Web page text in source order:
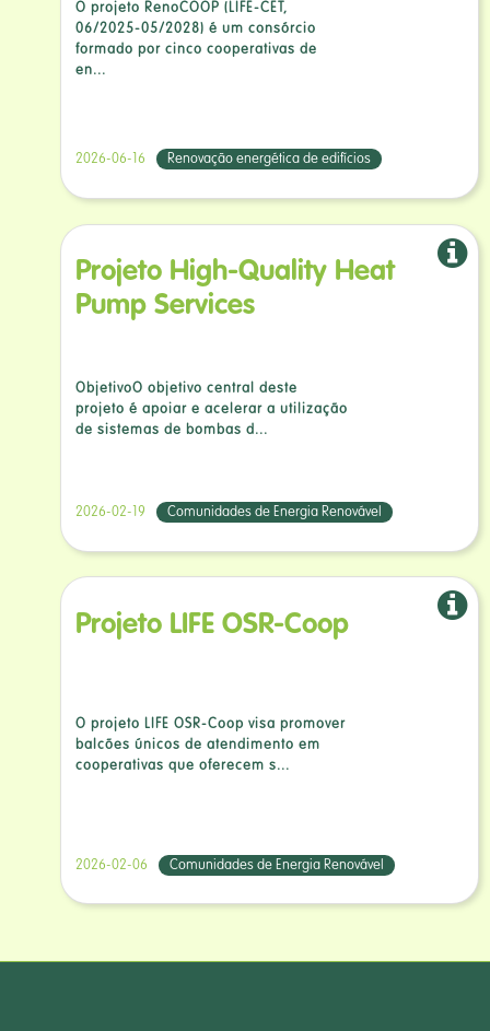
O projeto RenoCOOP (LIFE-CET,
06/2025-05/2028) é um consórcio
formado por cinco cooperativas de
en...
2026-06-16 Renovação energética de edifícios
Projeto High-Quality Heat
Pump Services
ObjetivoO objetivo central deste
projeto é apoiar e acelerar a utilização
de sistemas de bombas d...
2026-02-19 Comunidades de Energia Renovável
Projeto LIFE OSR-Coop
O projeto LIFE OSR-Coop visa promover
balcões únicos de atendimento em
cooperativas que oferecem s...
2026-02-06 Comunidades de Energia Renovável